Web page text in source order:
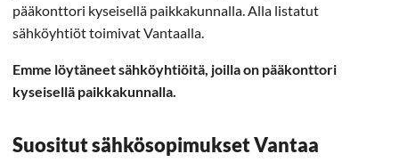
pääkonttori kyseisellä paikkakunnalla. Alla listatut
sähköyhtiöt toimivat Vantaalla.
Emme löytäneet sähköyhtiöitä, joilla on pääkonttori
kyseisellä paikkakunnalla.
Suositut sähkösopimukset Vantaa